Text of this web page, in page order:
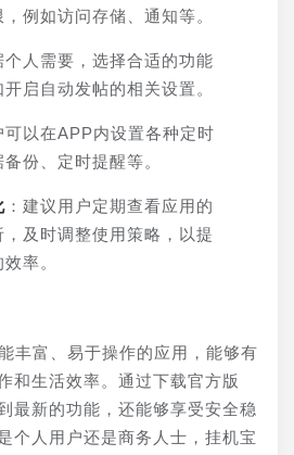
例如访问存储、通知等。
个人需要，选择合适的功能
启自动发帖的相关设置。
可以在APP内设置各种定时
份、定时提醒等。
：建议用户定期查看应用的
及时调整使用策略，以提
率。
丰富、易于操作的应用，能够有
和生活效率。通过下载官方版
最新的功能，还能够享受安全稳
个人用户还是商务人士，挂机宝